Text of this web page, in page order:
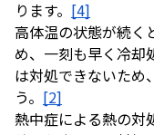
ります。 [4]
高体温の状態が続く
め、一刻も早く冷却
は対処できないため
う。 [2]
熱中症による熱の対